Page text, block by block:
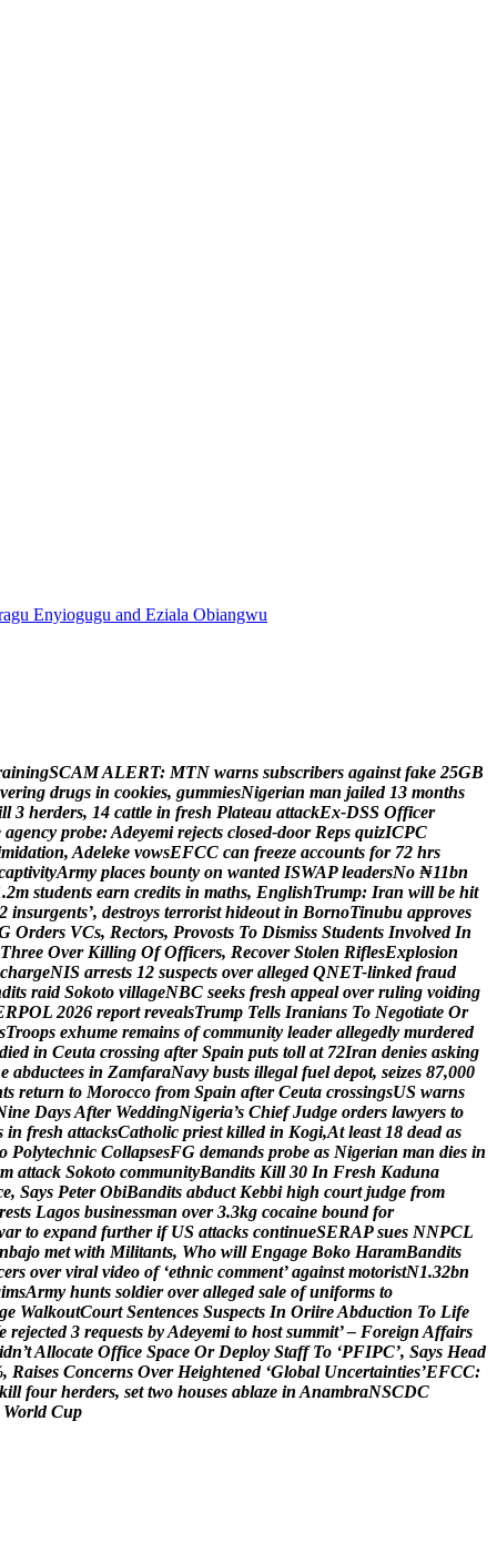
Enyiogugu and Eziala Obiangwu
ainingSCAMALERT: MTN warns subscribers against fake 25GB
vering drugs in cookies, gummiesNigerian man jailed 13 months
ll 3 herders, 14 cattle in fresh Plateau attackEx-DSS Officer
agency probe:Adeyemi rejects closed-door Reps quizICPC
midation, Adeleke vowsEFCC can freeze accounts for 72 hrs
aptivityArmy places bounty on wanted ISWAP leadersNo ₦11bn
.2m students earn credits in maths, EnglishTrump: Iran will be hit
2 insurgents’, destroys terrorist hideout in BornoTinubu approves
Orders VCs, Rectors, Provosts To Dismiss Students Involved In
Three Over Killing Of Officers, Recover Stolen RiflesExplosion
chargeNIS arrests 12 suspects over alleged QNET-linked fraud
dits raid Sokoto villageNBC seeks fresh appeal over ruling voiding
RPOL 2026 report revealsTrump Tells Iranians To Negotiate Or
sTroops exhume remains of community leader allegedly murdered
died in Ceuta crossing after Spain puts toll at 72Iran denies asking
e abductees in ZamfaraNavy busts illegal fuel depot, seizes 87,000
ts return to Morocco from Spain after Ceuta crossingsUS warns
ine DaysAfter WeddingNigeria’s Chief Judge orders lawyers to
in fresh attacksCatholic priest killed in Kogi,At least 18 dead as
o Polytechnic CollapsesFG demands probe as Nigerian man dies in
m attack Sokoto communityBandits Kill 30 In Fresh Kaduna
e, Says Peter ObiBandits abduct Kebbi high court judge from
rests Lagos businessman over 3.3kg cocaine bound for
ar to expand further if US attacks continueSERAP sues NNPCL
nbajo met with Militants, Who will Engage Boko HaramBandits
ers over viral video of ‘ethnic comment’ against motoristN1.32bn
imsArmy hunts soldier over alleged sale of uniforms to
ge WalkoutCourt Sentences Suspects In OriireAbduction To Life
e rejected 3 requests byAdeyemi to host summit’ – Foreign Affairs
idn’tAllocate Office Space Or Deploy Staff To ‘PFIPC’, Says Head
, Raises Concerns Over Heightened ‘Global Uncertainties’EFCC:
kill four herders, set two houses ablaze in AnambraNSCDC
World Cup